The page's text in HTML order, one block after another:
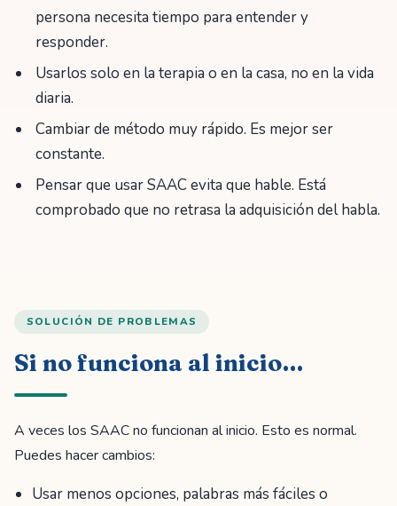
persona necesita tiempo para entender y
responder.
Usarlos solo en la terapia o en la casa, no en la vida
diaria.
Cambiar de método muy rápido. Es mejor ser
constante.
Pensar que usar SAAC evita que hable. Está
comprobado que no retrasa la adquisición del habla.
SOLUCIÓN DE PROBLEMAS
Si no funciona al inicio…
A veces los SAAC no funcionan al inicio. Esto es normal.
Puedes hacer cambios:
Usar menos opciones, palabras más fáciles o